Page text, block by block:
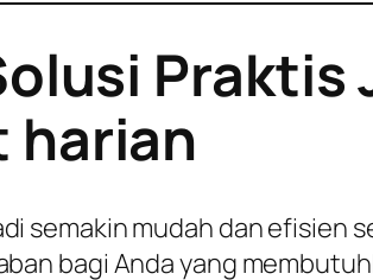
Praktis
harian
semakin mudah dan efisien
bagi Anda yang